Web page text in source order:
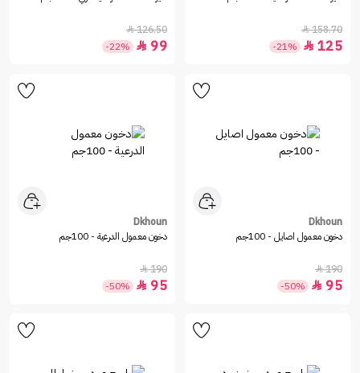
158.70

125

-21%
126.50

99

-22%
Dkhoun
دخون معمول اصايل - 100جم
190

95

-50%
Dkhoun
دخون معمول الدرعية - 100جم
190

95

-50%